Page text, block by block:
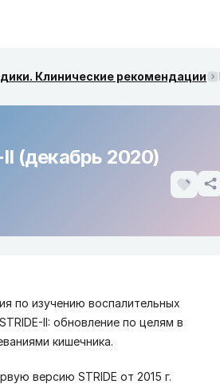
Клинические рекомендации
II (декабрь 2020)
по изучению воспалительных
II: обновление по целям в
кишечника.
версию STRIDE от 2015 г.